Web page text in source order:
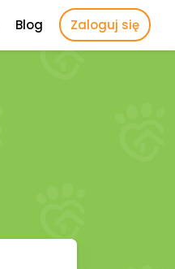
Blog Zaloguj się